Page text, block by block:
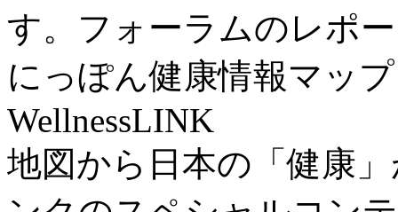
す。フォーラムのレポ
にっぽん健康情報マッ
WellnessLINK
地図から日本の「健康